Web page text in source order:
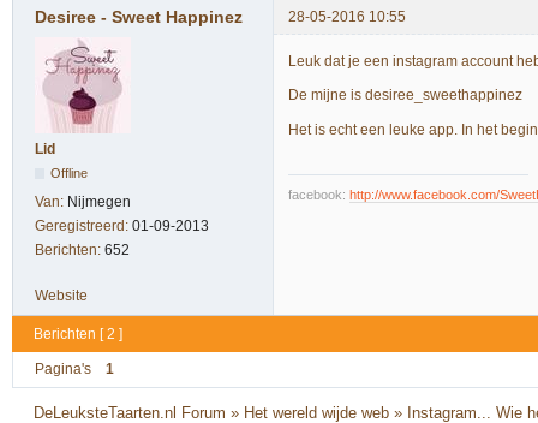
Desiree - Sweet Happinez 28-05-2016 10:55
Lid
Offline
Van: Nijmegen
Geregistreerd: 01-09-2013
Berichten: 652
Leuk dat je een instagram account
De mijne is desiree_sweethappinez
Het is echt een leuke app. In het
facebook: http://www.facebook.com/
Website
Berichten [ 2 ]
Pagina's 1
DeLeuksteTaarten.nl Forum » Het wereld wijde web » Instagram... Wie